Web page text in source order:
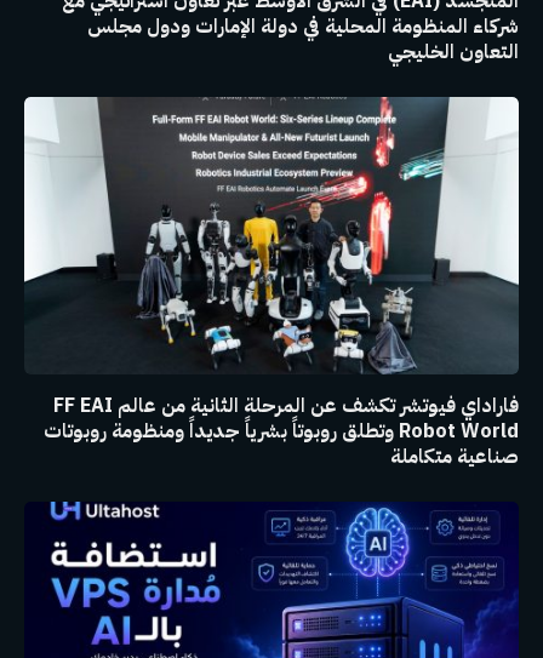
شركاء المنظومة المحلية في دولة الإمارات ودول مجلس
التعاون الخليجي
فاراداي فيوتشر تكشف عن المرحلة الثانية من عالم FF EAI
Robot World وتطلق روبوتاً بشرياً جديداً ومنظومة روبوتات
صناعية متكاملة